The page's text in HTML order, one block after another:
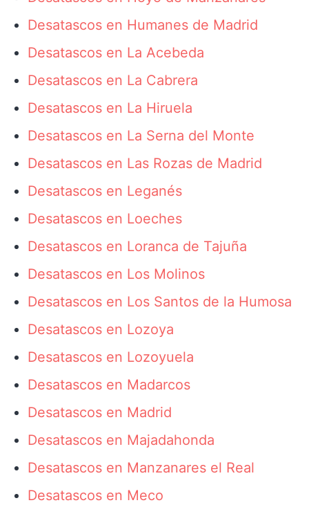
Desatascos en Humanes de Madrid
Desatascos en La Acebeda
Desatascos en La Cabrera
Desatascos en La Hiruela
Desatascos en La Serna del Monte
Desatascos en Las Rozas de Madrid
Desatascos en Leganés
Desatascos en Loeches
Desatascos en Loranca de Tajuña
Desatascos en Los Molinos
Desatascos en Los Santos de la Humosa
Desatascos en Lozoya
Desatascos en Lozoyuela
Desatascos en Madarcos
Desatascos en Madrid
Desatascos en Majadahonda
Desatascos en Manzanares el Real
Desatascos en Meco